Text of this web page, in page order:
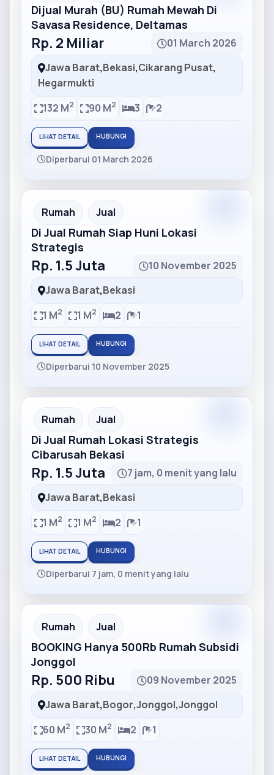
Dijual Murah (BU) Rumah Mewah Di
Savasa Residence, Deltamas
Rp. 2 Miliar
01 March 2026
Jawa Barat,Bekasi,Cikarang Pusat,
Hegarmukti
132 M2 90 M2 3 2
LIHAT DETAIL HUBUNGI
Diperbarui 01 March 2026
Partner Ad
Rumah Jual
Di Jual Rumah Siap Huni Lokasi
Strategis
Rp. 1.5 Juta
10 November 2025
Jawa Barat,Bekasi
1 M2 1 M2 2 1
LIHAT DETAIL HUBUNGI
Diperbarui 10 November 2025
Partner Ad
Rumah Jual
Di Jual Rumah Lokasi Strategis
Cibarusah Bekasi
Rp. 1.5 Juta
7 jam, 0 menit yang lalu
Jawa Barat,Bekasi
1 M2 1 M2 2 1
LIHAT DETAIL HUBUNGI
Diperbarui 7 jam, 0 menit yang lalu
Partner Ad
Rumah Jual
BOOKING Hanya 500Rb Rumah Subsidi
Jonggol
Rp. 500 Ribu
09 November 2025
Jawa Barat,Bogor,Jonggol,Jonggol
60 M2 30 M2 2 1
LIHAT DETAIL HUBUNGI